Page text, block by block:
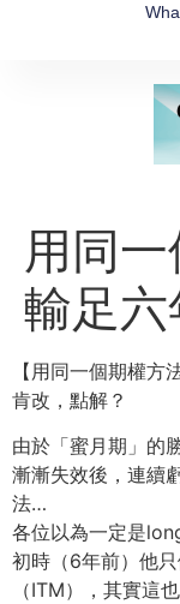
用同
輸足六
【用同一個期權
肯改，點解？
由於「蜜月期」的
漸漸失效後，連續
法…
各位以為一定是
初時（6年前）他
（ITM），其實這